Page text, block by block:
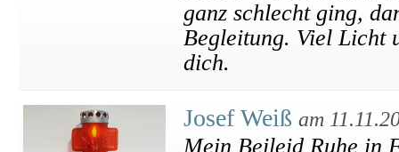
ganz schlecht ging,
Begleitung. Viel Licht
dich.
Josef Weiß am
Mein Beileid Ruhe in